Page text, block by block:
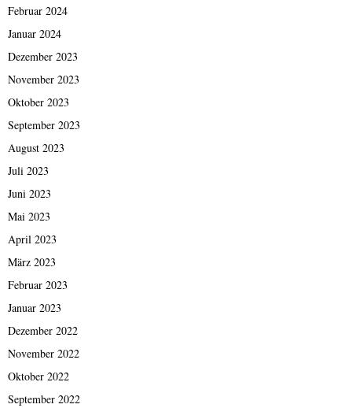
Februar 2024
Januar 2024
Dezember 2023
November 2023
Oktober 2023
September 2023
August 2023
Juli 2023
Juni 2023
Mai 2023
April 2023
März 2023
Februar 2023
Januar 2023
Dezember 2022
November 2022
Oktober 2022
September 2022